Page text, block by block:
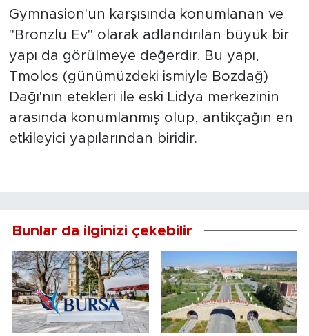
Gymnasion'un karşısında konumlanan ve
"Bronzlu Ev" olarak adlandırılan büyük bir
yapı da görülmeye değerdir. Bu yapı,
Tmolos (günümüzdeki ismiyle Bozdağ)
Dağı'nın etekleri ile eski Lidya merkezinin
arasında konumlanmış olup, antikçağın en
etkileyici yapılarından biridir.
Bunlar da ilginizi çekebilir